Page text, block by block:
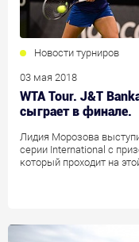
Новости турниров
03 мая 2018
WTA Tour. J&T
сыграет в финале.
Лидия Морозова
серии International с
который проходит на